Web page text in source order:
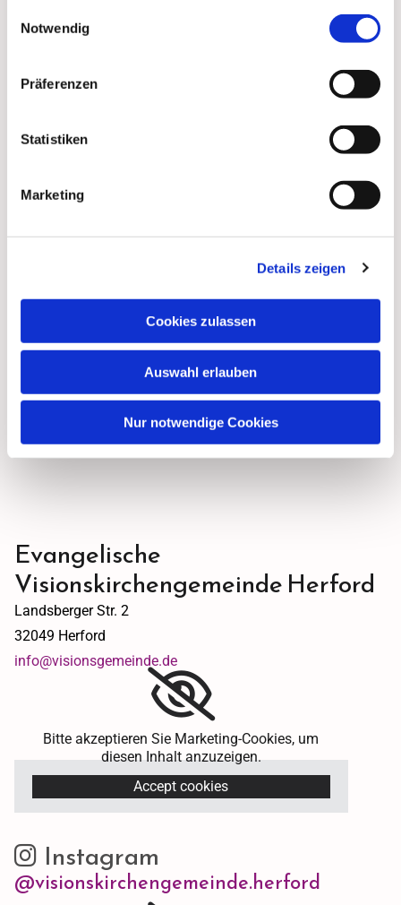
Notwendig
Präferenzen
Statistiken
Marketing
Details zeigen
Cookies zulassen
Auswahl erlauben
Nur notwendige Cookies
Evangelische
Visionskirchengemeinde Herford
Landsberger Str. 2
32049 Herford
info@visionsgemeinde.de
Bitte akzeptieren Sie Marketing-Cookies, um
diesen Inhalt anzuzeigen.
Accept cookies
 Instagram
@visionskirchengemeinde.herford